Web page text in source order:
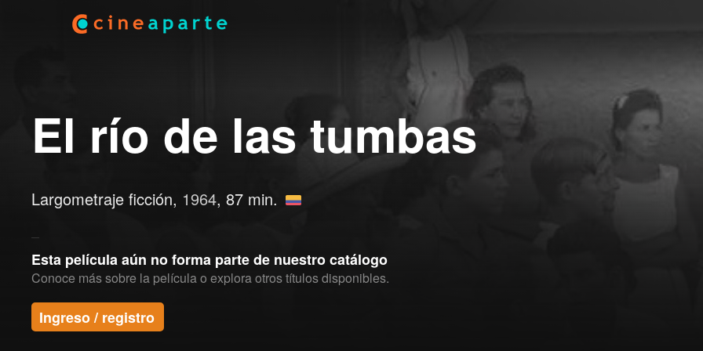
El río de las tumbas
Largometraje ficción, 1964, 87 min.
Esta película aún no forma parte de nuestro catálogo
Conoce más sobre la película o explora otros títulos disponibles.
Ingreso / registro